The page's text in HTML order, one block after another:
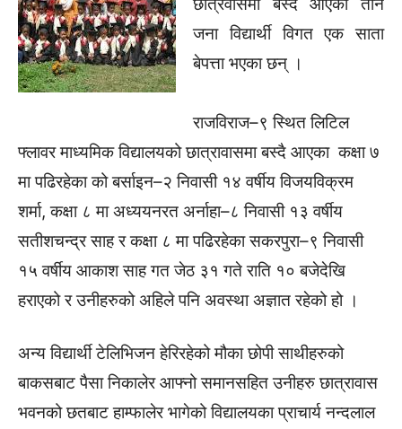
जना विद्यार्थी विगत एक साता
बेपत्ता भएका छन् ।
राजविराज–९ स्थित लिटिल
फ्लावर माध्यमिक विद्यालयको छात्रावासमा बस्दै आएका कक्षा ७
मा पढिरहेका को बर्साइन–२ निवासी १४ वर्षीय विजयविक्रम
शर्मा, कक्षा ८ मा अध्ययनरत अर्नाहा–८ निवासी १३ वर्षीय
सतीशचन्द्र साह र कक्षा ८ मा पढिरहेका सकरपुरा–९ निवासी
१५ वर्षीय आकाश साह गत जेठ ३१ गते राति १० बजेदेखि
हराएको र उनीहरुको अहिले पनि अवस्था अज्ञात रहेको हो ।
अन्य विद्यार्थी टेलिभिजन हेरिरहेको मौका छोपी साथीहरुको
बाकसबाट पैसा निकालेर आफ्नो समानसहित उनीहरु छात्रावास
भवनको छतबाट हाम्फालेर भागेको विद्यालयका प्राचार्य नन्दलाल